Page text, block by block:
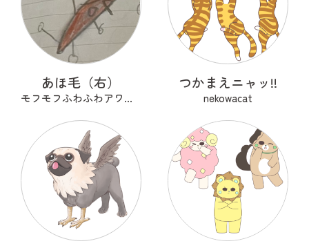
あほ毛（右）
モフモフふわふわアワアワ
つかまえニャッ!!
nekowacat